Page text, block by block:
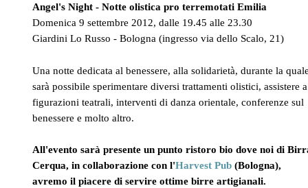
Angel's Night - Notte olistica pro terremotati Emilia
Domenica 9 settembre 2012, dalle 19.45 alle 23.30
Giardini Lo Russo - Bologna (ingresso via dello Scalo, 21)
Una notte dedicata al benessere, alla solidarietà, durante la
sarà possibile sperimentare diversi trattamenti olistici, assistere a
figurazioni teatrali, interventi di danza orientale, conferenze sul
benessere e molto altro.
All'evento sarà presente un punto ristoro bio dove noi di
Cerqua, in collaborazione con l'Harvest Pub (Bologna),
avremo il piacere di servire ottime birre artigianali.